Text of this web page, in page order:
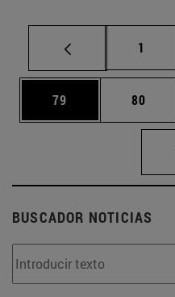
Página
1
Página
79 Página
80
BUSCADOR NOTICIAS